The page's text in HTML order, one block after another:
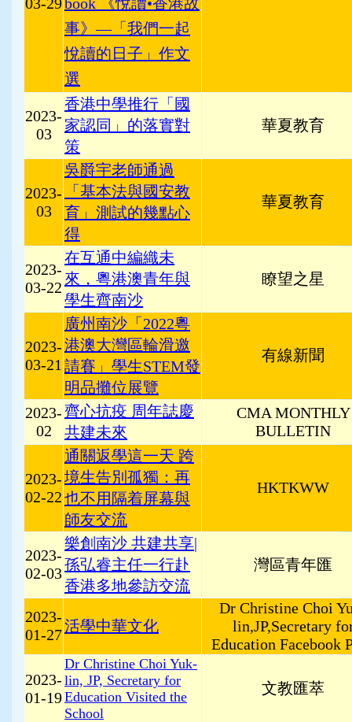
事》—「我們一起
悅讀的日子」作文
選
2023-
03
香港中學推行「國
家認同」的落實對
策
華夏教育
2023-
03
吳爵宇老師通過
「基本法與國安教
育」測試的幾點心
得
華夏教育
2023-
03-22
在互通中編織未
來，粵港澳青年與
學生齊南沙
瞭望之星
2023-
03-21
廣州南沙「2022粵
港澳大灣區輪滑邀
請賽」學生STEM發
明品攤位展覽
有線新聞
2023-
02
齊心抗疫 周年誌慶
共建未來
CMA MONTHLY
BULLETIN
2023-
02-22
通關返學這一天 跨
境生告別孤獨：再
也不用隔着屏幕與
師友交流
HKTKWW
2023-
02-03
樂創南沙 共建共享|
孫弘睿主任一行赴
香港多地參訪交流
灣區青年匯
2023-
01-27活學中華文化
Dr Christine Choi
lin,JP,Secretary
Education Facebook
2023-
01-19
Dr Christine Choi Yuk-
lin, JP, Secretary for
Education Visited the
School
文教匯萃